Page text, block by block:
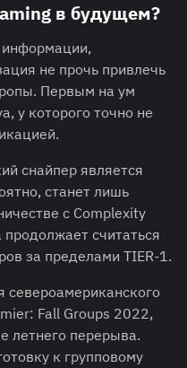
в будущем?
не прочь привлечь
Первым на ум
у которого точно не
снайпер является
станет лишь
с Complexity
считаться
за пределами TIER-1.
Fall Groups 2022,
летнего перерыва.
к групповому